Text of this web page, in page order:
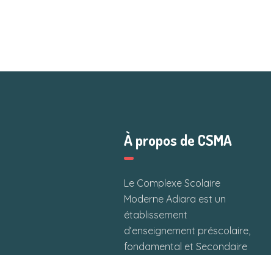
À propos de CSMA
Le Complexe Scolaire
Moderne Adiara est un
établissement
d’enseignement préscolaire,
fondamental et Secondaire